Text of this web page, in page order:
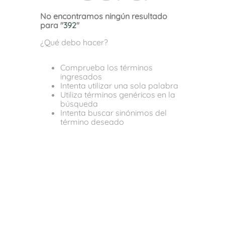
No encontramos ningún resultado
para "392"
¿Qué debo hacer?
Comprueba los términos
ingresados
Intenta utilizar una sola palabra
Utiliza términos genéricos en la
búsqueda
Intenta buscar sinónimos del
término deseado